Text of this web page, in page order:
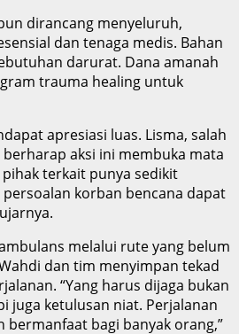
dirancang menyeluruh,
dan tenaga medis. Bahan
darurat. Dana amanah
trauma healing untuk
apresiasi luas. Lisma, salah
aksi ini membuka mata
pihak terkait punya sedikit
korban bencana dapat
melalui rute yang belum
dan tim menyimpan tekad
“Yang harus dijaga bukan
juga ketulusan niat. Perjalanan
bermanfaat bagi banyak orang,”